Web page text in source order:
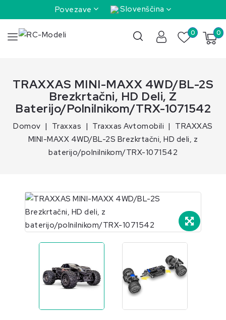
Povezave Slovenščina
0
0
TRAXXAS MINI-MAXX 4WD/BL-2S
Brezkrtačni, HD Deli, Z
Baterijo/polnilnikom/TRX-1071542
Domov Traxxas Traxxas Avtomobili
TRAXXAS
MINI-MAXX 4WD/BL-2S Brezkrtačni, HD deli, z
baterijo/polnilnikom/TRX-1071542